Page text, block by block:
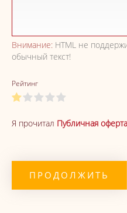
Внимание: HTML не
обычный текст!
Рейтинг
Я прочитал Публичная оферта
ПРОДОЛЖИТЬ